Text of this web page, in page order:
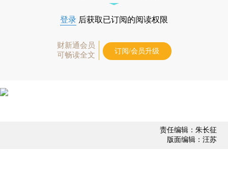
登录 后获取已订阅的阅读权限
财新通会员
可畅读全文
订阅/会员升级
责任编辑：朱长征
版面编辑：汪苏